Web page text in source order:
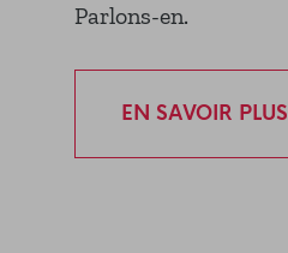
Parlons-en.
EN SAVOIR PLUS